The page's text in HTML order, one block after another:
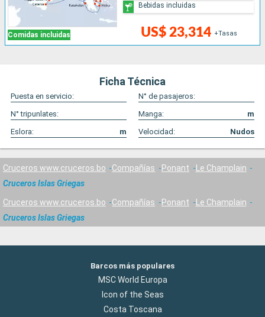
Comidas incluidas US$ 23,314 +Tasas
Bebidas incluidas
Ficha Técnica
Puesta en servicio:
N° de pasajeros:
N° tripunlates:
Manga:
m
Eslora:
m Velocidad: Nudos
Cruceros www.cruceros.bo Compañías Ponant
Le Champlain
Cruceros Islas Griegas
Cruceros www.cruceros.bo Compañías Ponant
Le Champlain
Cruceros Islas Griegas
Barcos más populares
MSC World Europa
Icon of the Seas
Costa Toscana